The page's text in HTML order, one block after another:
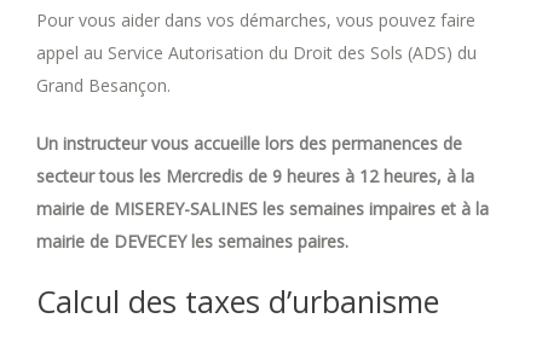
Pour vous aider dans vos démarches, vous pouvez faire
appel au Service Autorisation du Droit des Sols (ADS) du
Grand Besançon.
Un instructeur vous accueille lors des permanences de
secteur tous les Mercredis de 9 heures à 12 heures, à la
mairie de MISEREY-SALINES les semaines impaires et à la
mairie de DEVECEY les semaines paires.
Calcul des taxes d’urbanisme